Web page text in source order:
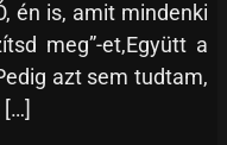
én is, amit mindenki
meg”-et,Együtt a
azt sem tudtam,